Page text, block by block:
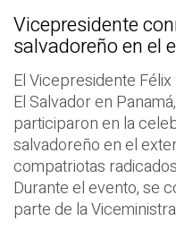
Vicepresidente
salvadoreño en el
El Vicepresidente
El Salvador en
participaron en la
salvadoreño en el
compatriotas
Durante el evento, se
parte de la